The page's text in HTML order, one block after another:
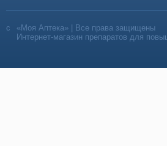
«Моя Аптека» | Все права защищены
Интернет-магазин препаратов для